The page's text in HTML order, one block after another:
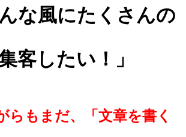
んな風にたくさんの
客したい！」
らもまだ、「文章を書く